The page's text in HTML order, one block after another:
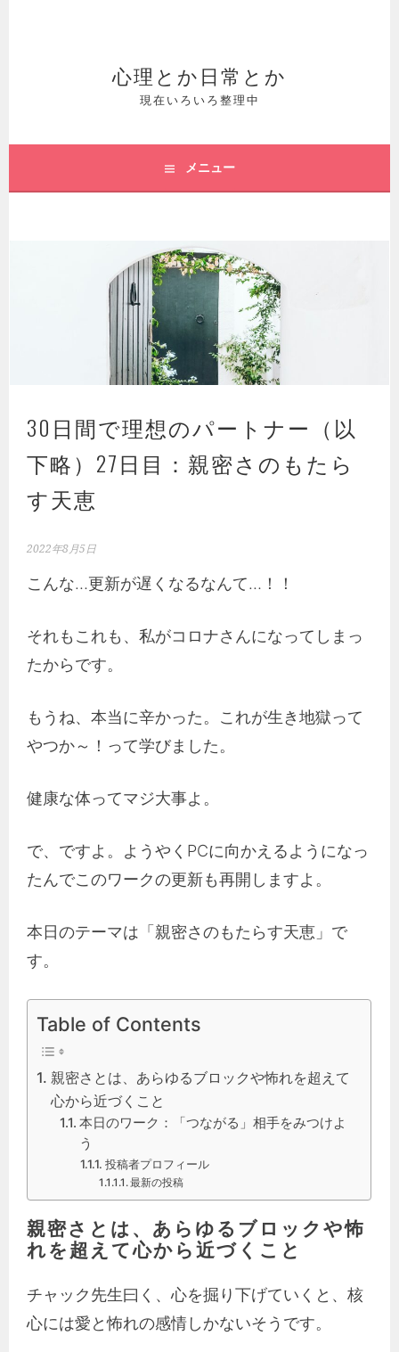
心理とか日常とか
現在いろいろ整理中
メニュー
30日間で理想のパートナー（以
下略）27日目：親密さのもたら
す天恵
2022年8月5日
こんな…更新が遅くなるなんて…！！
それもこれも、私がコロナさんになってしまっ
たからです。
もうね、本当に辛かった。これが生き地獄って
やつか～！って学びました。
健康な体ってマジ大事よ。
で、ですよ。ようやくPCに向かえるようになっ
たんでこのワークの更新も再開しますよ。
本日のテーマは「親密さのもたらす天恵」で
す。
Table of Contents
親密さとは、あらゆるブロックや怖れを超えて
心から近づくこと
本日のワーク：「つながる」相手をみつけよ
う
投稿者プロフィール
最新の投稿
親密さとは、あらゆるブロックや怖
れを超えて心から近づくこと
チャック先生曰く、心を掘り下げていくと、核
心には愛と怖れの感情しかないそうです。